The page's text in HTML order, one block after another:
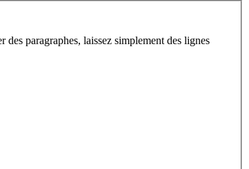
des paragraphes, laissez simplement des lignes